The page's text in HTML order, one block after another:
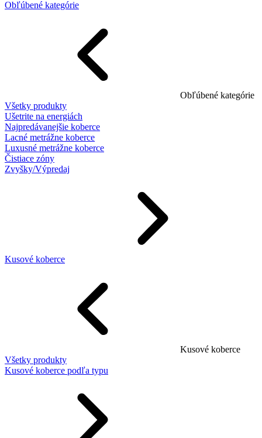
Obľúbené kategórie
Obľúbené kategórie
Všetky produkty
Ušetrite na energiách
Najpredávanejšie koberce
Lacné metrážne koberce
Luxusné metrážne koberce
Čistiace zóny
Zvyšky/Výpredaj
Kusové koberce
Kusové koberce
Všetky produkty
Kusové koberce podľa typu